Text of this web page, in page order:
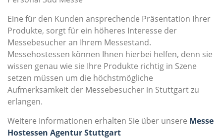
Eine für den Kunden ansprechende Präsentation Ihrer
Produkte, sorgt für ein höheres Interesse der
Messebesucher an Ihrem Messestand.
Messehostessen können Ihnen hierbei helfen, denn sie
wissen genau wie sie Ihre Produkte richtig in Szene
setzen müssen um die höchstmögliche
Aufmerksamkeit der Messebesucher in Stuttgart zu
erlangen.
Weitere Informationen erhalten Sie über unsere Messe
Hostessen Agentur Stuttgart